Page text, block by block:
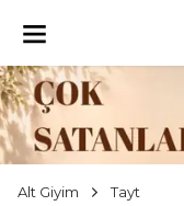
Alt Giyim Tayt